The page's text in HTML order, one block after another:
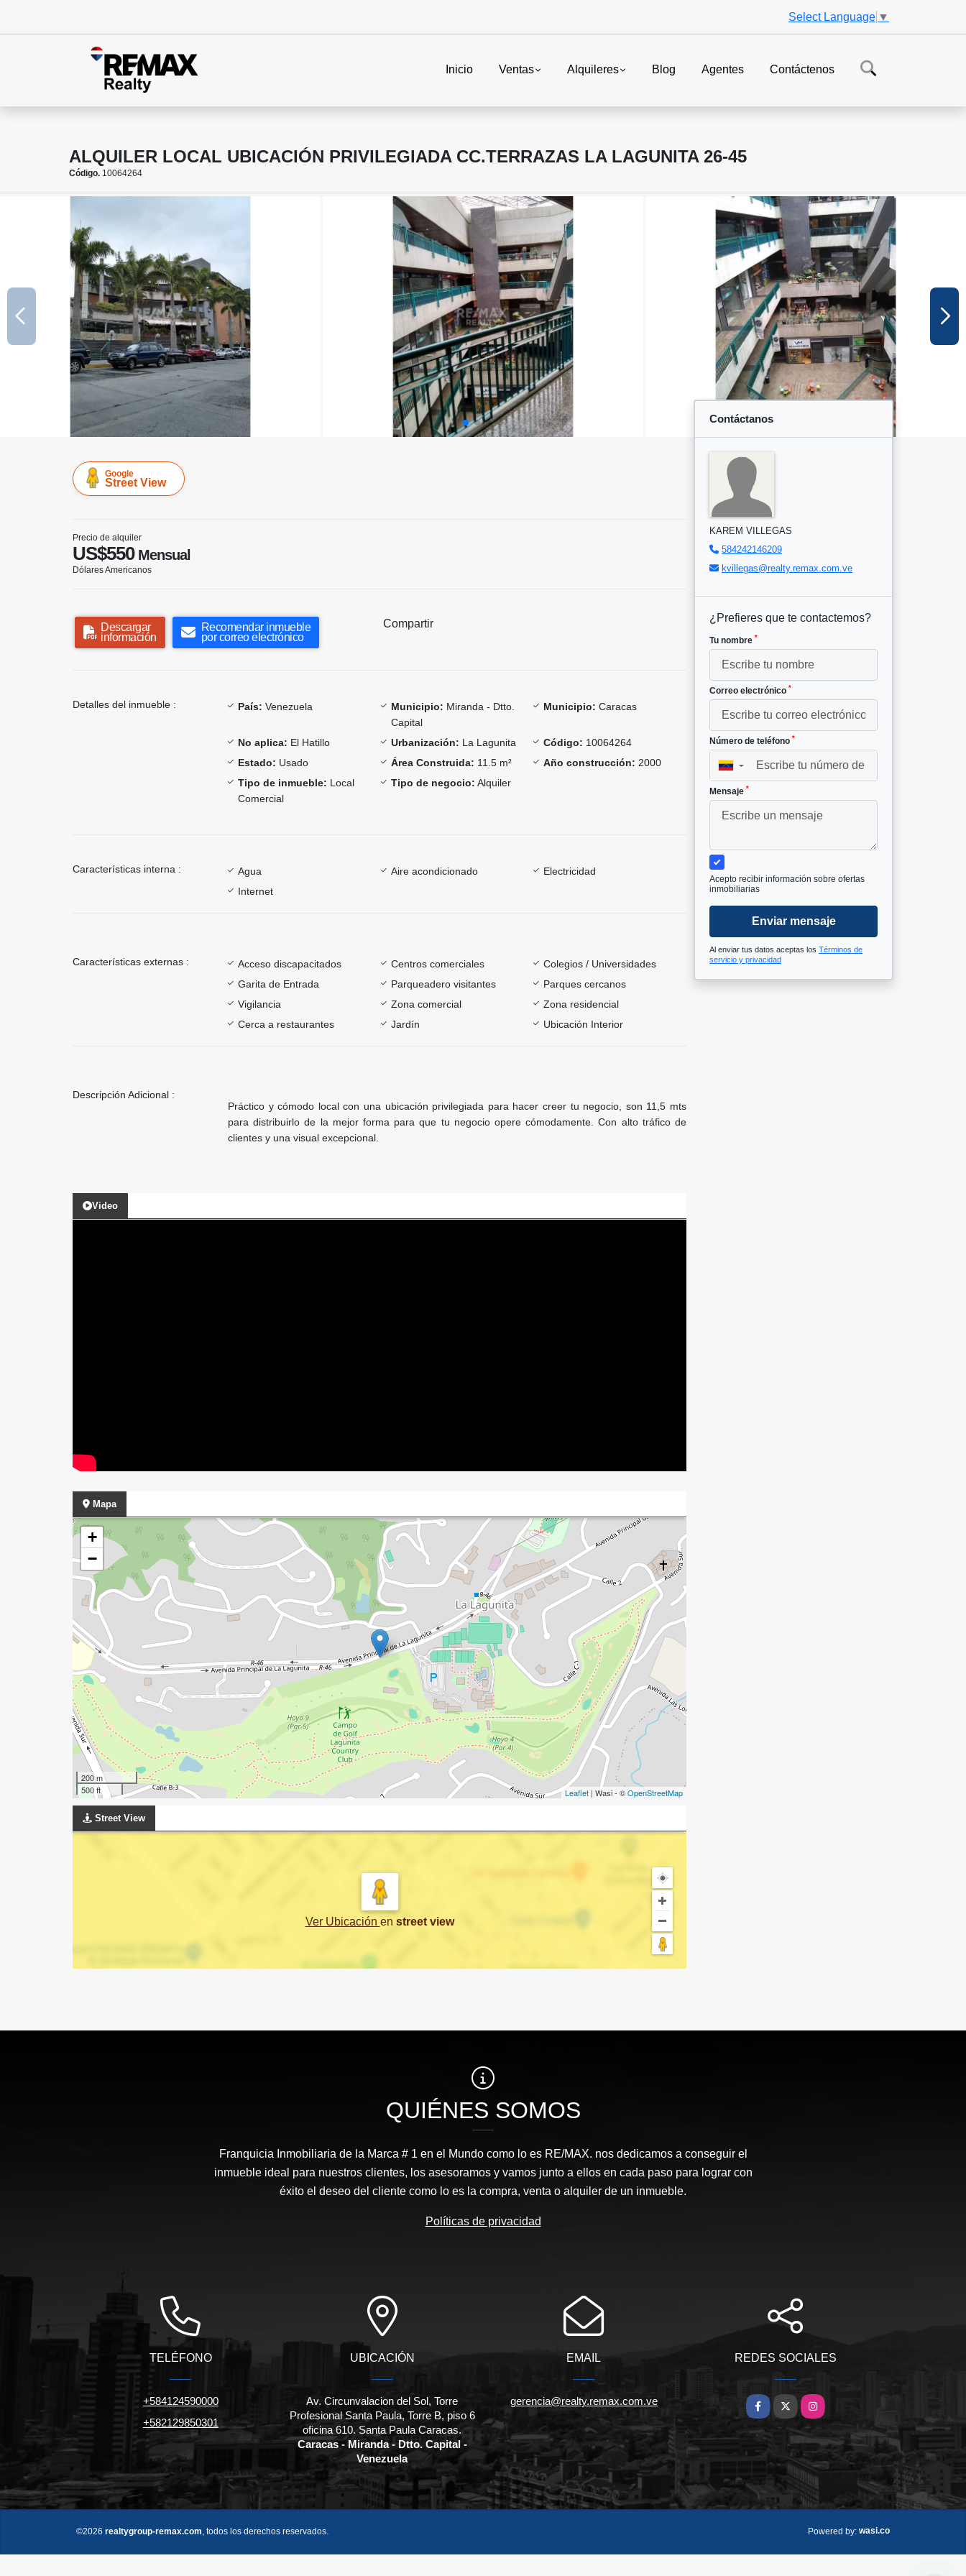
Select Language ▼
Inicio Ventas Alquileres Blog Agentes Contáctenos
ALQUILER LOCAL UBICACIÓN PRIVILEGIADA CC.TERRAZAS LA LAGUNITA 26-45
Código. 10064264
Google
Street View
Precio de alquiler
US$550Mensual
Dólares Americanos
Descargar
información
Recomendar inmueble
por correo electrónico
Compartir
Detalles del inmueble : País: Venezuela Municipio: Miranda - Dtto.
Capital
Municipio: Caracas
No aplica: El Hatillo Urbanización: La Lagunita Código: 10064264
Estado: Usado Área Construida: 11.5 m² Año construcción: 2000
Tipo de inmueble: Local
Comercial
Tipo de negocio: Alquiler
Características interna : Agua Aire acondicionado
Electricidad
Internet
Características externas : Acceso discapacitados Centros comerciales
Colegios / Universidades
Garita de Entrada
Parqueadero visitantes
Parques cercanos
Vigilancia
Zona comercial
Zona residencial
Cerca a restaurantes
Jardín Ubicación Interior
Descripción Adicional :
Práctico y cómodo local con una ubicación privilegiada para hacer creer tu negocio, son 11,5 mts
para distribuirlo de la mejor forma para que tu negocio opere cómodamente. Con alto tráfico de
clientes y una visual excepcional.
Video
Mapa
+
−
200 m
500 ft
Leaflet | Wasi - ©OpenStreetMap
Street View
Ver Ubicación en street view
Contáctanos
KAREM VILLEGAS
584242146209
kvillegas@realty.remax.com.ve
¿Prefieres que te contactemos?
Tu nombre *
Correo electrónico *
Número de teléfono *
▼
Mensaje *
Acepto recibir información sobre ofertas
inmobiliarias
Enviar mensaje
Al enviar tus datos aceptas los Términos de
servicio y privacidad
QUIÉNES SOMOS
Franquicia Inmobiliaria de la Marca # 1 en el Mundo como lo es RE/MAX. nos dedicamos a conseguir el
inmueble ideal para nuestros clientes, los asesoramos y vamos junto a ellos en cada paso para lograr con
éxito el deseo del cliente como lo es la compra, venta o alquiler de un inmueble.
Políticas de privacidad
TELÉFONO
+584124590000
+582129850301
UBICACIÓN
Av. Circunvalacion del Sol, Torre
Profesional Santa Paula, Torre B, piso 6
oficina 610. Santa Paula Caracas.
Caracas - Miranda - Dtto. Capital -
Venezuela
EMAIL
gerencia@realty.remax.com.ve
REDES SOCIALES
Facebook
X Instagram
©2026 realtygroup-remax.com , todos los derechos reservados. Powered by: wasi.co